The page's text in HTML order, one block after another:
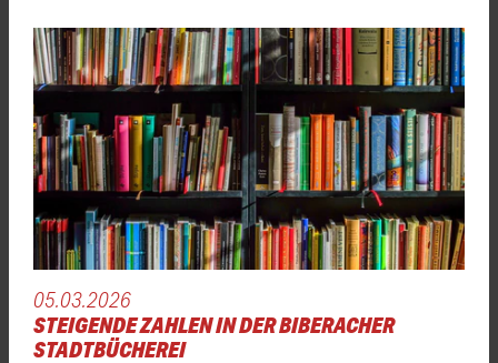
05.03.2026
STEIGENDE ZAHLEN IN DER BIBERACHER
STADTBÜCHEREI